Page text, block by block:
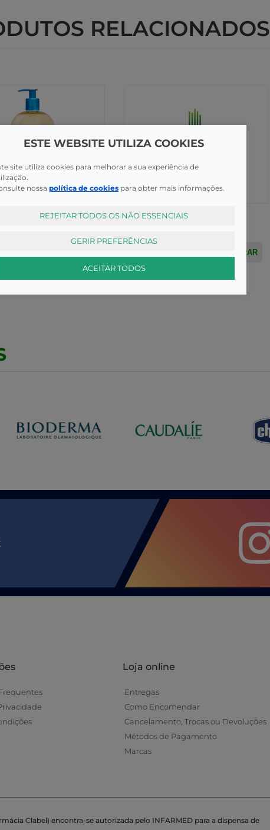
RELACIONADOS
Oleo Duche
Higiene
Caudalie Bolsa Natal 2025
8,95€ COMPRAR
Loja online
Entregas
Como Encomendar
Cancelamento, Trocas ou Devoluções
Métodos de Pagamento
Marcas
Clabel) encontra-se autorizada pelo INFARMED para a dispensa de
ESTE WEBSITE UTILIZA COOKIES
site utiliza cookies para melhorar a sua experiência de
nossa política de cookies para obter mais informações.
REJEITAR TODOS OS NÃO ESSENCIAIS
GERIR PREFERÊNCIAS
ACEITAR TODOS